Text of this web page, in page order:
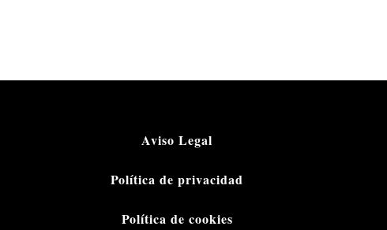
Aviso Legal
Política de privacidad
Política de cookies